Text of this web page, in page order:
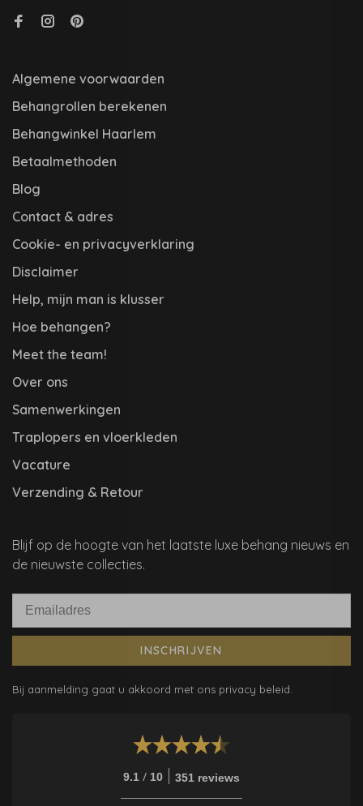
Algemene voorwaarden
Behangrollen berekenen
Behangwinkel Haarlem
Betaalmethoden
Blog
Contact & adres
Cookie- en privacyverklaring
Disclaimer
Help, mijn man is klusser
Hoe behangen?
Meet the team!
Over ons
Samenwerkingen
Traplopers en vloerkleden
Vacature
Verzending & Retour
Blijf op de hoogte van het laatste luxe behang nieuws en
de nieuwste collecties.
INSCHRIJVEN
Bij aanmelding gaat u akkoord met ons privacy beleid.
9.1 / 10 351 reviews